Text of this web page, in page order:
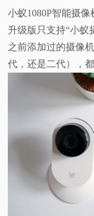
小蚁1080P智能摄
升级版只支持“小蚁
之前添加过的摄像
代，还是二代），